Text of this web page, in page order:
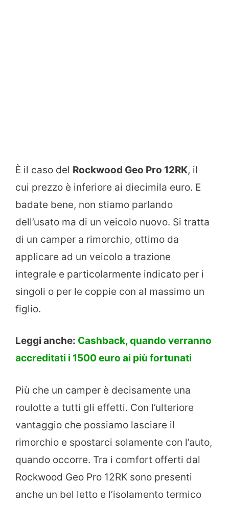
È il caso del Rockwood Geo Pro 12RK, il
cui prezzo è inferiore ai diecimila euro. E
badate bene, non stiamo parlando
dell’usato ma di un veicolo nuovo. Si tratta
di un camper a rimorchio, ottimo da
applicare ad un veicolo a trazione
integrale e particolarmente indicato per i
singoli o per le coppie con al massimo un
figlio.
Leggi anche: Cashback, quando verranno
accreditati i 1500 euro ai più fortunati
Più che un camper è decisamente una
roulotte a tutti gli effetti. Con l’ulteriore
vantaggio che possiamo lasciare il
rimorchio e spostarci solamente con l’auto,
quando occorre. Tra i comfort offerti dal
Rockwood Geo Pro 12RK sono presenti
anche un bel letto e l’isolamento termico